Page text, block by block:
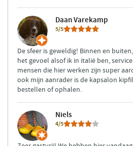
Daan Varekamp
5/5
De sfeer is geweldig! Binnen en
het gevoel alsof ik in italië ben,
mensen die hier werken zijn super
ook mijn aanrader is de kapsalon
bestellen of ophalen.
Niels
4/5